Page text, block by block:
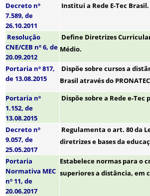
Decreto nº
7.589, de
26.10.2011
Institui a Rede E-Tec Brasil.
Resolução
CNE/CEB nº 6, de
20.09.2012
Define Diretrizes
Médio.
Portaria nº 817,
de 13.08.2015
Dispõe sobre cursos a
Brasil através do
Portaria nº
1.152, de
13.08.2015
Dispõe sobre a Rede e-
Decreto nº
9.057, de
25.05.2017
Regulamenta o art. 80 da
diretrizes e bases da
Portaria
Normativa MEC
nº 11, de
20.06.2017
Estabelece normas para o
superiores a distância, em